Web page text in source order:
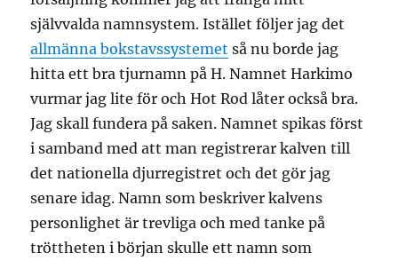
självvalda namnsystem. Istället följer jag det
allmänna bokstavssystemet så nu borde jag
hitta ett bra tjurnamn på H. Namnet Harkimo
vurmar jag lite för och Hot Rod låter också bra.
Jag skall fundera på saken. Namnet spikas först
i samband med att man registrerar kalven till
det nationella djurregistret och det gör jag
senare idag. Namn som beskriver kalvens
personlighet är trevliga och med tanke på
tröttheten i början skulle ett namn som